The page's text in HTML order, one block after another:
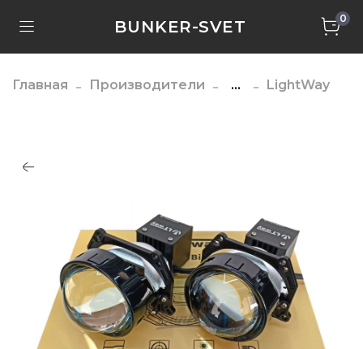
BUNKER-SVET 0
Главная Производители ... LightWay